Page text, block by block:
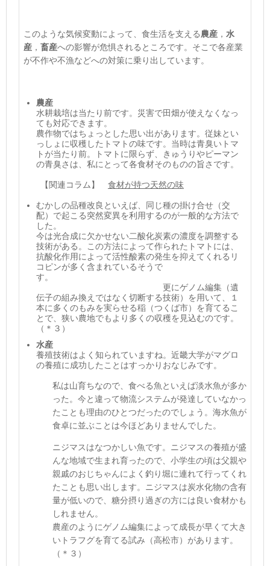
このような気候変動によって、食生活を支える農産 ， 水
産 ， 畜産への影響が危惧されるところです。そこで各産業
が不作や不漁などへの対策に乗り出しています。
農産
水耕栽培は当たり前です。災害で田畑が使えなくなっ
ても対応できます。
農作物ではちょっとした思い出があります。従妹とい
っしょに収穫したトマトの味です。当時は青臭いトマ
トが当たり前。トマトに限らず、きゅうりやピーマン
の青臭さは、私にとって各食材そのものの旨さです。
【関連コラム】 食材が持つ天然の味
むかしの品種改良といえば、同じ種の掛け合せ（交
配）で起こる突然変異を利用するのが一般的な方法で
した。
今は光合成に欠かせない二酸化炭素の濃度を調整する
技術がある。この方法によって作られたトマトには、
抗酸化作用によって活性酸素の発生を抑えてくれるリ
コピンが多く含まれているそうで
す。
更にゲノム編集（遺
伝子の組み換えではなく切断する技術）を用いて、１
本に多くのもみを実らせる稲（つくば市）を育てるこ
とで、狭い農地でもより多くの収穫を見込むのです。
（＊３）
水産
養殖技術はよく知られていますね。近畿大学がマグロ
の養殖に成功したことはすっかりおなじみです。
私は山育ちなので、食べる魚といえば淡水魚が多か
った。今と違って物流システムが発達していなかっ
たことも理由のひとつだったのでしょう。海水魚が
食卓に並ぶことは今ほどありませんでした。
ニジマスはなつかしい魚です。ニジマスの養殖が盛
んな地域で生まれ育ったので、小学生の頃は父親や
親戚のおじちゃんによく釣り堀に連れて行ってくれ
たことも思い出します。ニジマスは炭水化物の含有
量が低いので、糖分摂り過ぎの方には良い食材かも
しれません。
農産のようにゲノム編集によって成長が早くて大き
いトラフグを育てる試み（高松市）があります。
（＊３）